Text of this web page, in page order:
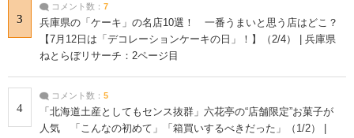
3
コメント数： 7
兵庫県の「ケーキ」の名店10選！ 一番うまいと思う店はどこ？
【7月12日は「デコレーションケーキの日」！】（2/4） | 兵庫県
ねとらぼリサーチ：2ページ目
4
コメント数： 5
「北海道土産としてもセンス抜群」六花亭の“店舗限定”お菓子が
人気 「こんなの初めて」「箱買いするべきだった」（1/2） |